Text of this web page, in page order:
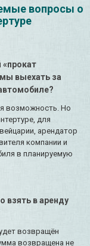
вопросы о
«прокат
выехать за
возможность. Но
для
арендатор
компании и
в планируемую
взять в аренду
возвращён
возвращена не